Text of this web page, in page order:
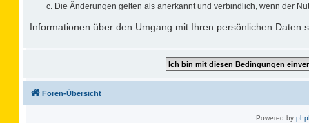
Die Änderungen gelten als anerkannt und verbindlich, wenn der
Informationen über den Umgang mit Ihren persönlichen Daten
Foren-Übersicht
Powered by